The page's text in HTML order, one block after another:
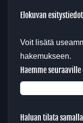
Elokuvan esitystiedot
Voit lisätä
hakemukseen.
Haemme
Haluan tilata